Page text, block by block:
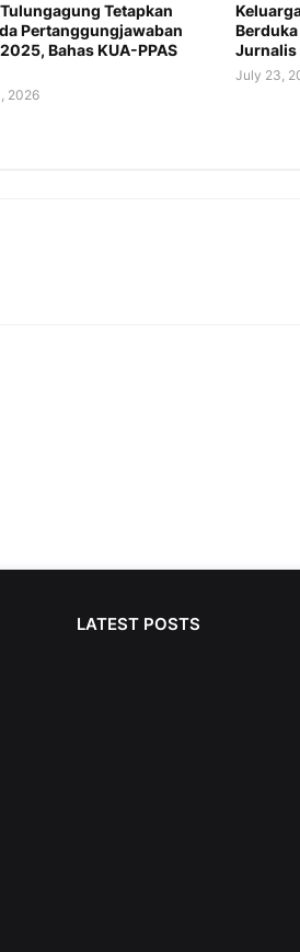
Tulungagung Tetapkan
Pertanggungjawaban
Bahas KUA-PPAS
2026
Jurnalis
July 23,
LATEST POSTS